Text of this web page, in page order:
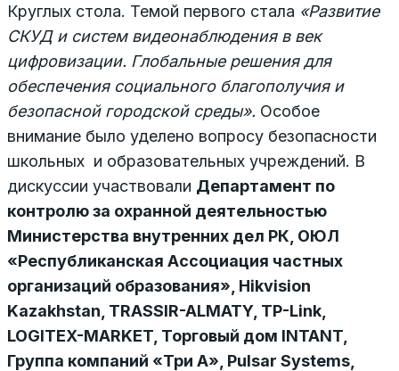
Круглых стола. Темой первого стала «Развитие
СКУД и систем видеонаблюдения в век
цифровизации. Глобальные решения для
обеспечения социального благополучия и
безопасной городской среды». Особое
внимание было уделено вопросу безопасности
школьных и образовательных учреждений. В
дискуссии участвовали Департамент по
контролю за охранной деятельностью
Министерства внутренних дел РК, ОЮЛ
«Республиканская Ассоциация частных
организаций образования», Hikvision
Kazakhstan, TRASSIR-ALMATY, TP-Link,
LOGITEX-MARKET, Торговый дом INTANT,
Группа компаний «Три А», Pulsar Systems,